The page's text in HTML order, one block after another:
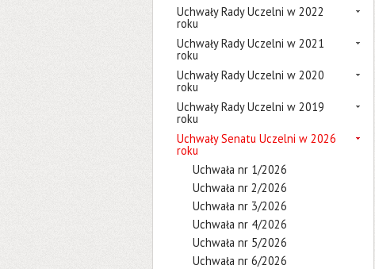
Uchwały Rady Uczelni w 2022
roku
Uchwały Rady Uczelni w 2021
roku
Uchwały Rady Uczelni w 2020
roku
Uchwały Rady Uczelni w 2019
roku
Uchwały Senatu Uczelni w 2026
roku
Uchwała nr 1/2026
Uchwała nr 2/2026
Uchwała nr 3/2026
Uchwała nr 4/2026
Uchwała nr 5/2026
Uchwała nr 6/2026